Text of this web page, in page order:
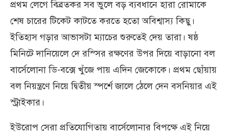
প্রথম লেগে বিব্রতকর সব ভুলে বড় ব্যবধানে হারা রোমাকে
শেষ চারের টিকেট কাটতে করতে হতো অবিশ্বাস্য কিছু।
ইতিহাস গড়ার আভাসটা ম্যাচের শুরুতেই দেয় তারা। ষষ্ঠ
মিনিটে দানিয়েলে দে রস্সির রক্ষণের উপর দিয়ে বাড়ানো বল
বার্সেলোনা ডি-বক্সে খুঁজে পায় এদিন জেকোকে। প্রথম ছোঁয়ায়
বল নিয়ন্ত্রণে নিয়ে দ্বিতীয় স্পর্শে জালে ঠেলে দেন বসনিয়ার এই
স্ট্রাইকার।
ইউরোপ সেরা প্রতিযোগিতায় বার্সেলোনার বিপক্ষে এই নিয়ে